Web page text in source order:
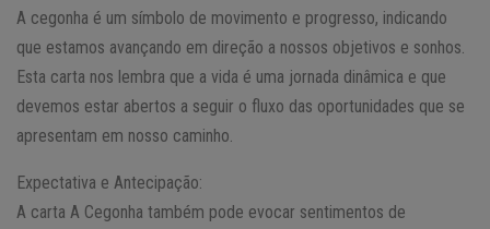
A cegonha é um símbolo de movimento e progresso, indicando
que estamos avançando em direção a nossos objetivos e sonhos.
Esta carta nos lembra que a vida é uma jornada dinâmica e que
devemos estar abertos a seguir o fluxo das oportunidades que se
apresentam em nosso caminho.
Expectativa e Antecipação:
A carta A Cegonha também pode evocar sentimentos de